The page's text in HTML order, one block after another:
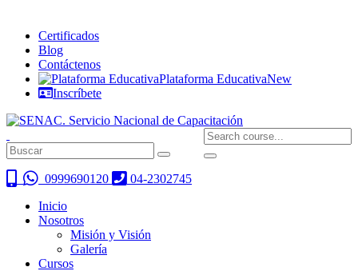
Certificados
Blog
Contáctenos
Plataforma EducativaNew
Inscríbete
0999690120
04-2302745
Inicio
Nosotros
Misión y Visión
Galería
Cursos